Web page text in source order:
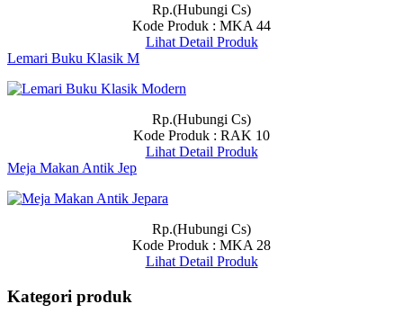
Rp.(Hubungi Cs)
Kode Produk : MKA 44
Lihat Detail Produk
Lemari Buku Klasik M
Rp.(Hubungi Cs)
Kode Produk : RAK 10
Lihat Detail Produk
Meja Makan Antik Jep
Rp.(Hubungi Cs)
Kode Produk : MKA 28
Lihat Detail Produk
Kategori produk